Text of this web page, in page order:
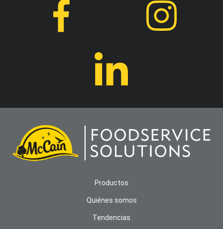
Productos
Quiénes somos
Tendencias